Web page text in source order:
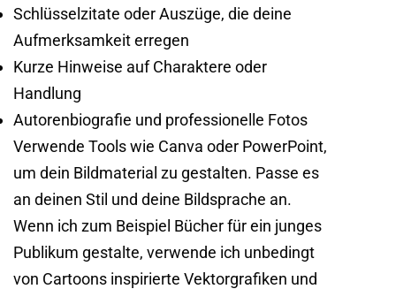
Schlüsselzitate oder Auszüge, die deine
Aufmerksamkeit erregen
Kurze Hinweise auf Charaktere oder
Handlung
Autorenbiografie und professionelle Fotos
Verwende Tools wie Canva oder PowerPoint,
um dein Bildmaterial zu gestalten. Passe es
an deinen Stil und deine Bildsprache an.
Wenn ich zum Beispiel Bücher für ein junges
Publikum gestalte, verwende ich unbedingt
von Cartoons inspirierte Vektorgrafiken und